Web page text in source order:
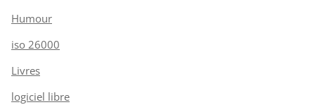
Humour
iso 26000
Livres
logiciel libre